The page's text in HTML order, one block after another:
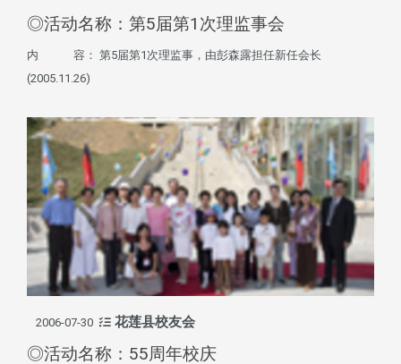
◎活动名称：第5届第1次理监事会
内 容： 第5届第1次理监事，由彭森露担任新任会长
(2005.11.26)
2006-07-30 花莲县校友会
◎活动名称：55周年校庆